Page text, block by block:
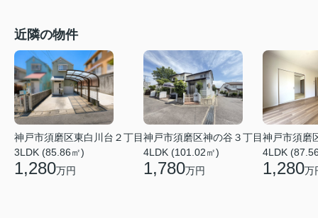
近隣の物件
神戸市須磨区東白川台２丁目
3LDK (85.86㎡)
1,280万円
神戸市須磨区神の谷３丁目
4LDK (101.02㎡)
1,780万円
神戸市須磨
4LDK
1,280万